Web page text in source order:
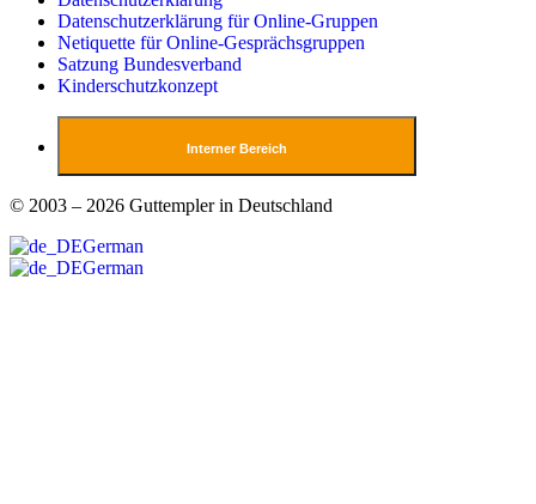
Datenschutzerklärung für Online-Gruppen
Netiquette für Online-Gesprächsgruppen
Satzung Bundesverband
Kinderschutzkonzept
Interner Bereich
© 2003 – 2026 Guttempler in Deutschland
German
German